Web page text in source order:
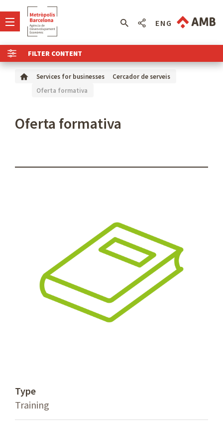
FILTER CONTENT
ENG
Services for businesses
Cercador de serveis
Oferta formativa
Oferta formativa
Type
Training